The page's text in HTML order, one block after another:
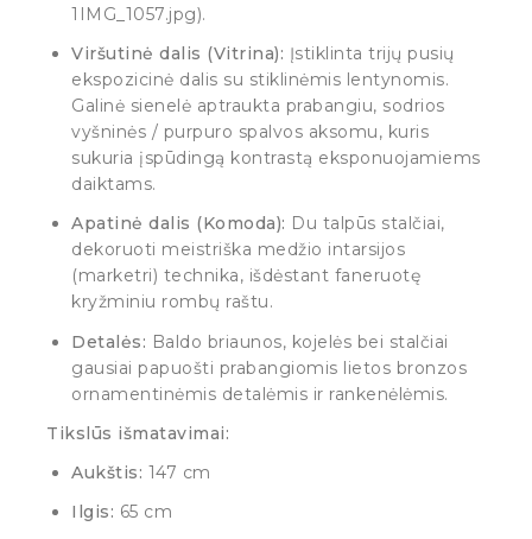
1IMG_1057.jpg).
Viršutinė dalis (Vitrina): Įstiklinta trijų pusių
ekspozicinė dalis su stiklinėmis lentynomis.
Galinė sienelė aptraukta prabangiu, sodrios
vyšninės / purpuro spalvos aksomu, kuris
sukuria įspūdingą kontrastą eksponuojamiems
daiktams.
Apatinė dalis (Komoda): Du talpūs stalčiai,
dekoruoti meistriška medžio intarsijos
(marketri) technika, išdėstant faneruotę
kryžminiu rombų raštu.
Detalės: Baldo briaunos, kojelės bei stalčiai
gausiai papuošti prabangiomis lietos bronzos
ornamentinėmis detalėmis ir rankenėlėmis.
Tikslūs išmatavimai:
Aukštis: 147 cm
Ilgis: 65 cm